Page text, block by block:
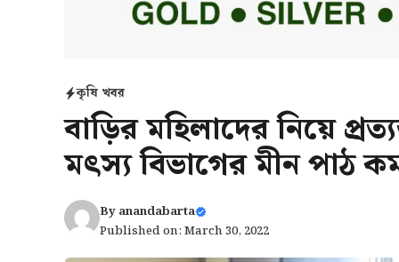
কৃষি খবর
বাড়ির মহিলাদের নিয়ে
মৎস্য বিভাগের মীন পাঠ
Byanandabarta
Published on: March 30, 2022